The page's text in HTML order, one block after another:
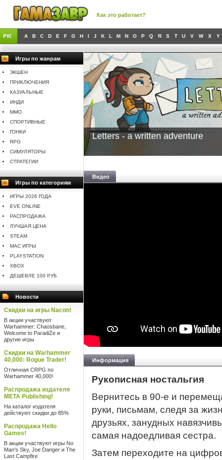
Как это работает?
A B C D E F G H I J K L M N O P Q R S T U V W X Y
Игры по жанрам
ЭКШЕН
ПРИКЛЮЧЕНИЯ
КАЗУАЛЬНЫЕ
ИНДИ
MMO
СПОРТИВНЫЕ
ГОНКИ
RPG
СИМУЛЯТОРЫ
СТРАТЕГИИ
Игры по категориям
ИГРЫ 2026 ГОДА
EVE ONLINE
РАСПРОДАЖА
ЛУЧШАЯ ЦЕНА
STEAM
MAC ИГРЫ
PLAYSTATION
XBOX
ДЕШЕВЛЕ 100 РУБ
Новости
Скидки на игры Nacon!
В акции участвуют
Warhammer: Chaosbane,
Welcome to ParadiZe и
другие игры
Скидки на Warhammer
40,000: Rogue Trader!
Отличная CRPG по
Warhammer 40,000!
Распродажа издателя
META Publishing!
На каталог издателя
действуют скидки до 85%
Распродажа Hello
Games!
В акции участвуют игры No
Man's Sky, Joe Danger и The
Last Campfire
Letters - a written adventure
Видео
Информация
Рукописная ностальгия
Вернитесь в 90-е и
руки, письмам, следя за
друзьях, занудных
самая надоедливая сестра.
Затем переходите на